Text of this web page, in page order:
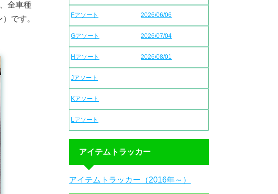
全車種
です。
Fアソート 2026/06/06
Gアソート 2026/07/04
Hアソート 2026/08/01
Jアソート
Kアソート
Lアソート
アイテムトラッカー
アイテムトラッカー（2016年～）